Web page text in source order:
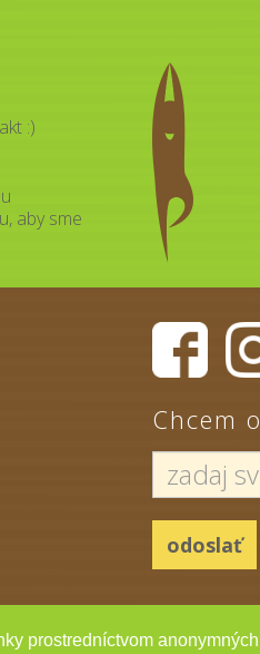
:)
aby sme
Chcem
prostredníctvom